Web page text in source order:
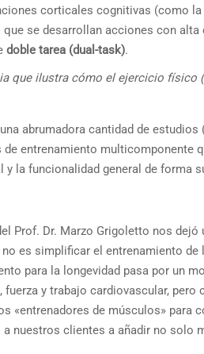
corticales cognitivas (como
se desarrollan acciones con
doble tarea (dual-task).
que ilustra cómo el ejercicio físico
abrumadora cantidad de
entrenamiento multicomponente
y la funcionalidad general de
Prof. Dr. Marzo Grigoletto nos
es simplificar el entrenamiento
para la longevidad pasa por un
fuerza y trabajo cardiovascular,
«entrenadores de músculos» para
a nuestros clientes a añadir no solo